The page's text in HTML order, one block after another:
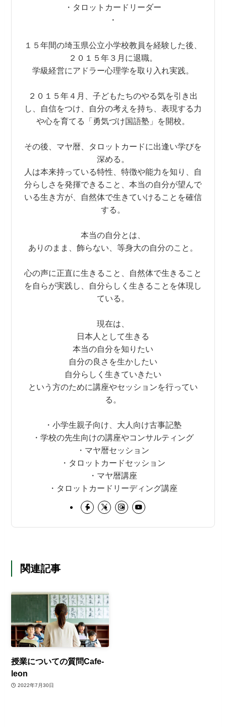
・タロットカードリーダー
・
１５年間の埼玉県公立小学校教員を経験した後、
２０１５年３月に退職。
学級経営にアドラー心理学を取り入れ実践。
２０１５年４月、子どもたちのやる気を引き出
し、自信をつけ、自分の考えを持ち、表現する力
や心を育てる「勇気づけ国語塾」を開校。
その後、マヤ暦、タロットカードに出逢い学びを
深める。
人は本来持っている特性、特徴や能力を知り、自
分らしさを発揮できること、本当の自分が望んで
いる生き方が、自然体で生きていけることを確信
する。
本当の自分とは、
ありのまま、飾らない、等身大の自分のこと。
心の声に正直に生きること、自然体で生きること
を自らが実践し、自分らしく生きることを体現し
ている。
現在は、
日本人として生きる
本当の自分を知りたい
自分の良さを生かしたい
自分らしく生きていきたい
という方のために講座やセッションを行ってい
る。
・小学生親子向け、大人向け古事記塾
・学校の先生向けの講座やコンサルティング
・マヤ暦セッション
・タロットカードセッション
・マヤ暦講座
・タロットカードリーディング講座
関連記事
授業についての質問Cafe-
leon
2022年7月30日